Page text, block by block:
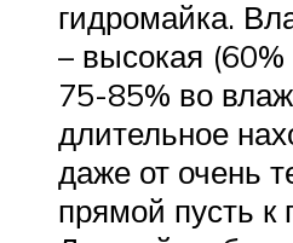
гидромайка.
– высокая (60%
75-85% во
длительное
даже от очень
прямой пусть к